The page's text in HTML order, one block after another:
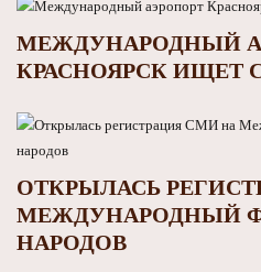
МЕЖДУНАРОДНЫЙ
КРАСНОЯРСК ИЩЕТ
ОТКРЫЛАСЬ
МЕЖДУНАРОДНЫЙ
НАРОДОВ